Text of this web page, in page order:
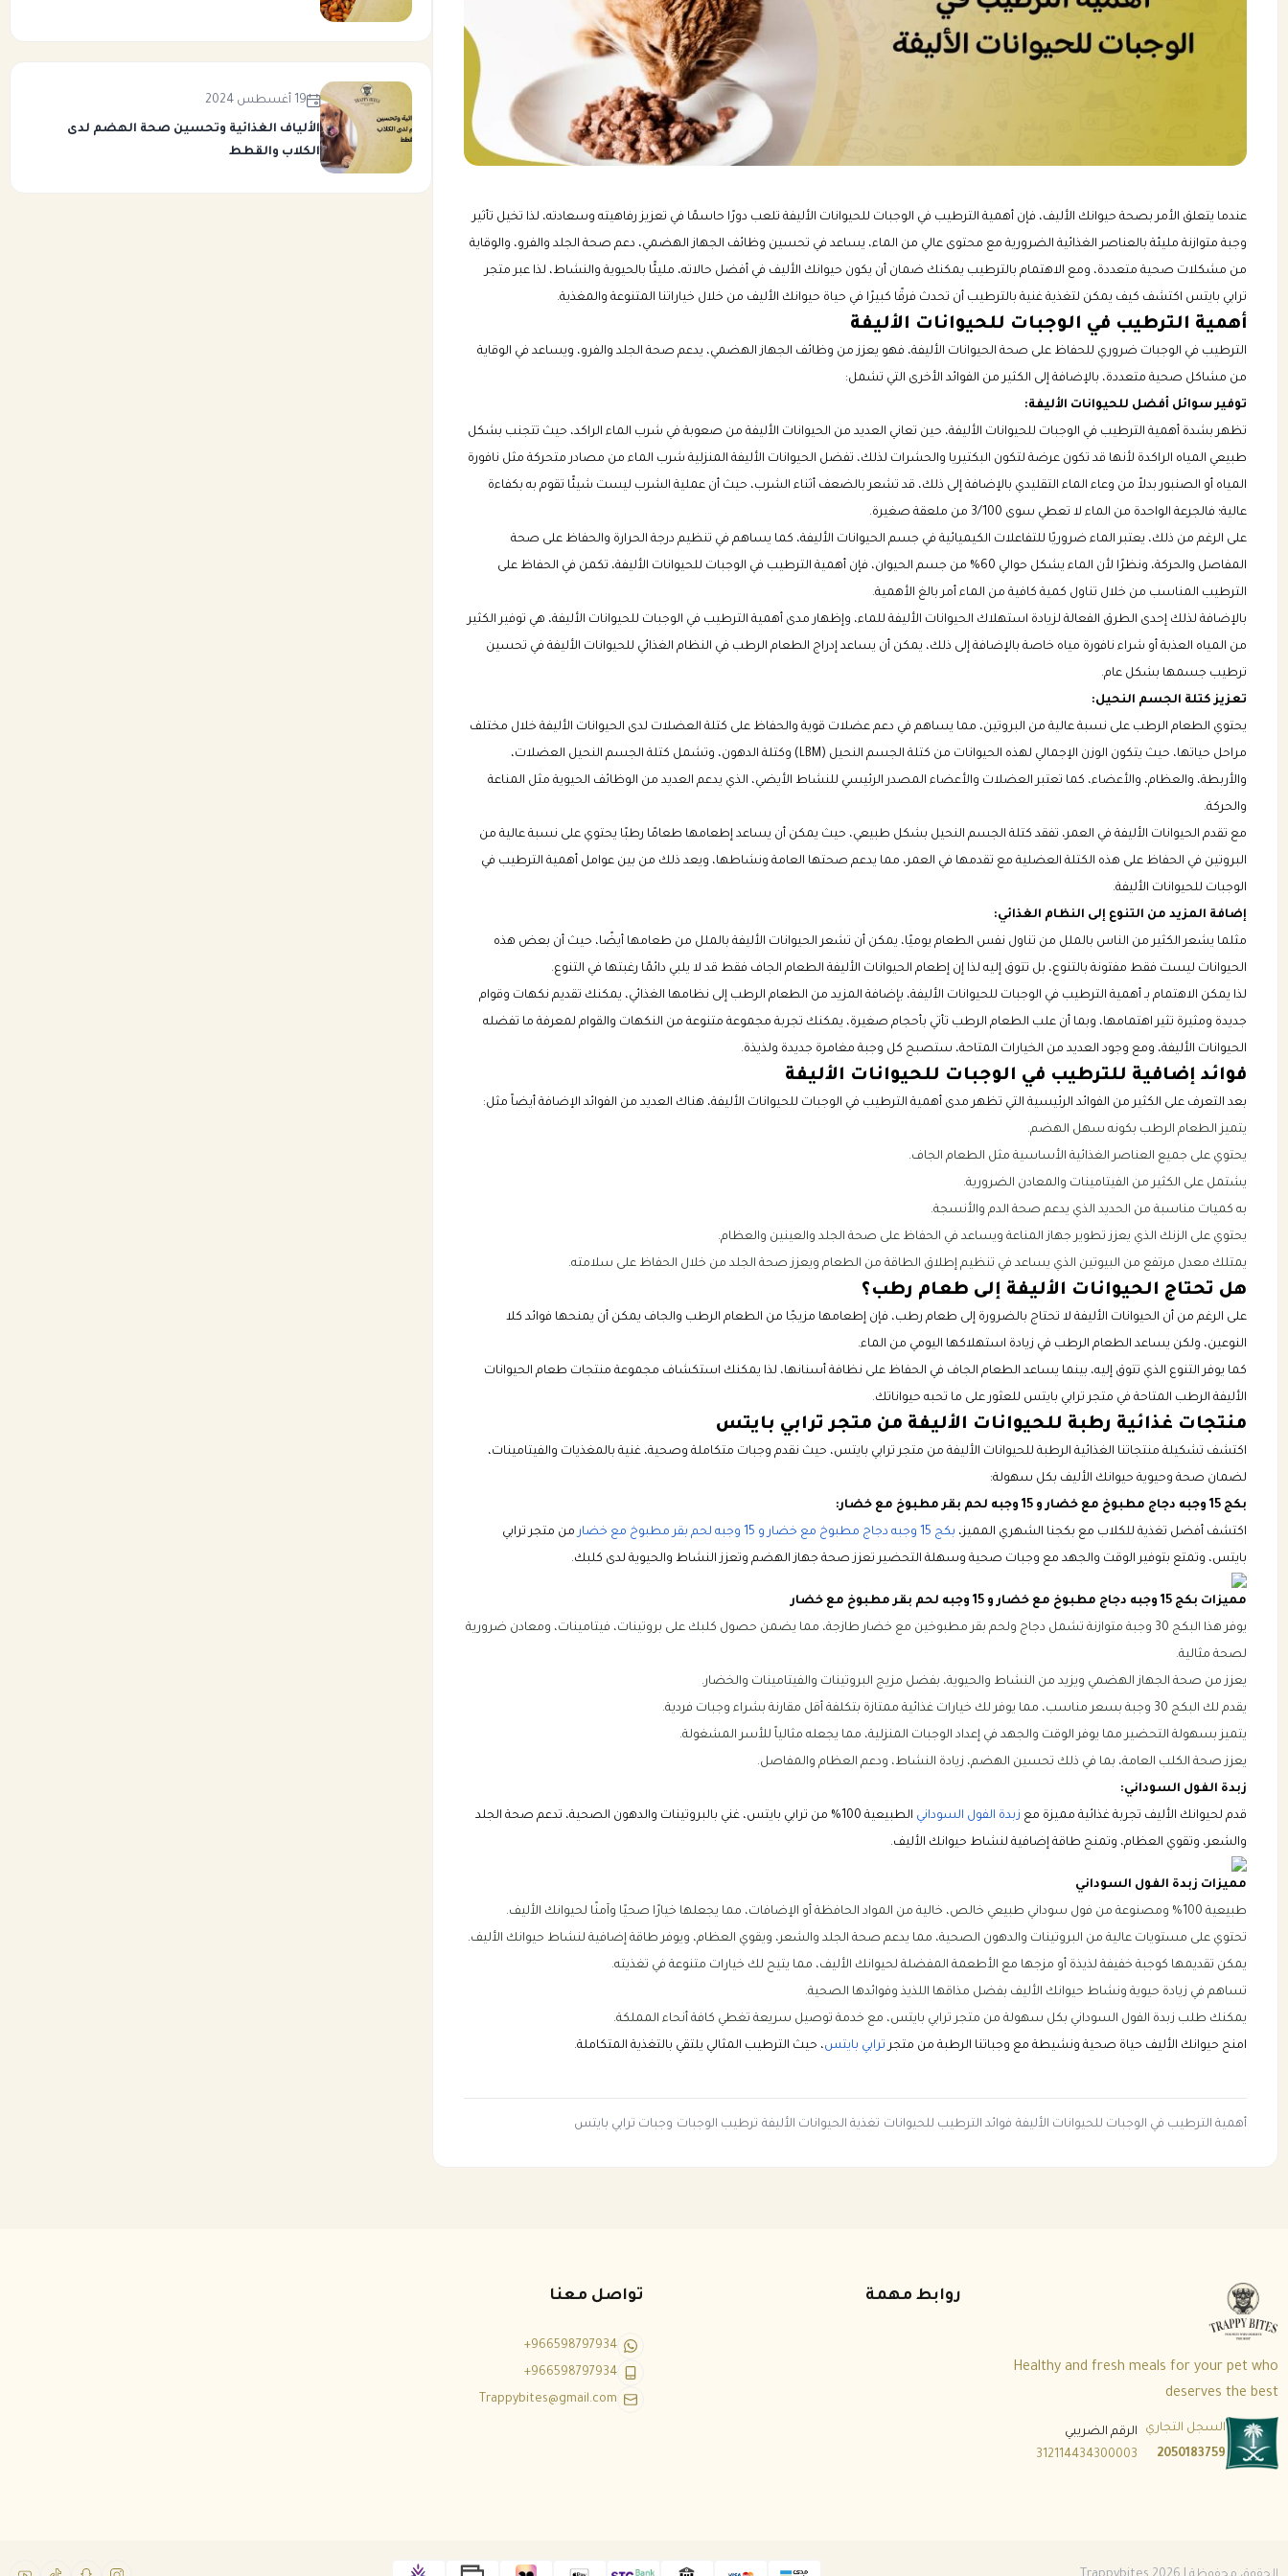
عندما يتعلق الأمر بصحة حيوانك الأليف، فإن أهمية الترطيب في الوجبات للحيوانات الأليفة تلعب دورًا حاسمًا في تعزيز رفاهيته وسعادته، لذا تخيل تأثير
وجبة متوازنة مليئة بالعناصر الغذائية الضرورية مع محتوى عالي من الماء، يساعد في تحسين وظائف الجهاز الهضمي، دعم صحة الجلد والفرو، والوقاية
من مشكلات صحية متعددة، ومع الاهتمام بالترطيب يمكنك ضمان أن يكون حيوانك الأليف في أفضل حالاته، مليئًا بالحيوية والنشاط، لذا عبر متجر
ترابي بايتس اكتشف كيف يمكن لتغذية غنية بالترطيب أن تحدث فرقًا كبيرًا في حياة حيوانك الأليف من خلال خياراتنا المتنوعة والمغذية.
أهمية الترطيب في الوجبات للحيوانات الأليفة
الترطيب في الوجبات ضروري للحفاظ على صحة الحيوانات الأليفة، فهو يعزز من وظائف الجهاز الهضمي، يدعم صحة الجلد والفرو، ويساعد في الوقاية
من مشاكل صحية متعددة، بالإضافة إلى الكثير من الفوائد الأخرى التي تشمل:
توفير سوائل أفضل للحيوانات الأليفة:
تظهر بشدة أهمية الترطيب في الوجبات للحيوانات الأليفة، حين تعاني العديد من الحيوانات الأليفة من صعوبة في شرب الماء الراكد، حيث تتجنب بشكل
طبيعي المياه الراكدة لأنها قد تكون عرضة لتكون البكتيريا والحشرات لذلك، تفضل الحيوانات الأليفة المنزلية شرب الماء من مصادر متحركة مثل نافورة
المياه أو الصنبور بدلاً من وعاء الماء التقليدي بالإضافة إلى ذلك، قد تشعر بالضعف أثناء الشرب، حيث أن عملية الشرب ليست شيئًا تقوم به بكفاءة
عالية؛ فالجرعة الواحدة من الماء لا تعطي سوى 3/100 من ملعقة صغيرة.
على الرغم من ذلك، يعتبر الماء ضروريًا للتفاعلات الكيميائية في جسم الحيوانات الأليفة، كما يساهم في تنظيم درجة الحرارة والحفاظ على صحة
المفاصل والحركة، ونظرًا لأن الماء يشكل حوالي 60% من جسم الحيوان، فإن أهمية الترطيب في الوجبات للحيوانات الأليفة، تكمن في الحفاظ على
الترطيب المناسب من خلال تناول كمية كافية من الماء أمر بالغ الأهمية.
بالإضافة لذلك إحدى الطرق الفعالة لزيادة استهلاك الحيوانات الأليفة للماء، وإظهار مدى أهمية الترطيب في الوجبات للحيوانات الأليفة، هي توفير الكثير
من المياه العذبة أو شراء نافورة مياه خاصة بالإضافة إلى ذلك، يمكن أن يساعد إدراج الطعام الرطب في النظام الغذائي للحيوانات الأليفة في تحسين
ترطيب جسمها بشكل عام.
تعزيز كتلة الجسم النحيل:
يحتوي الطعام الرطب على نسبة عالية من البروتين، مما يساهم في دعم عضلات قوية والحفاظ على كتلة العضلات لدى الحيوانات الأليفة خلال مختلف
مراحل حياتها، حيث يتكون الوزن الإجمالي لهذه الحيوانات من كتلة الجسم النحيل (LBM) وكتلة الدهون، وتشمل كتلة الجسم النحيل العضلات،
والأربطة، والعظام، والأعضاء، كما تعتبر العضلات والأعضاء المصدر الرئيسي للنشاط الأيضي، الذي يدعم العديد من الوظائف الحيوية مثل المناعة
والحركة.
مع تقدم الحيوانات الأليفة في العمر، تفقد كتلة الجسم النحيل بشكل طبيعي، حيث يمكن أن يساعد إطعامها طعامًا رطبًا يحتوي على نسبة عالية من
البروتين في الحفاظ على هذه الكتلة العضلية مع تقدمها في العمر، مما يدعم صحتها العامة ونشاطها، ويعد ذلك من بين عوامل أهمية الترطيب في
الوجبات للحيوانات الأليفة.
إضافة المزيد من التنوع إلى النظام الغذائي:
مثلما يشعر الكثير من الناس بالملل من تناول نفس الطعام يوميًا، يمكن أن تشعر الحيوانات الأليفة بالملل من طعامها أيضًا، حيث أن بعض هذه
الحيوانات ليست فقط مفتونة بالتنوع، بل تتوق إليه لذا إن إطعام الحيوانات الأليفة الطعام الجاف فقط قد لا يلبي دائمًا رغبتها في التنوع.
لذا يمكن الاهتمام بـ أهمية الترطيب في الوجبات للحيوانات الأليفة، بإضافة المزيد من الطعام الرطب إلى نظامها الغذائي، يمكنك تقديم نكهات وقوام
جديدة ومثيرة تثير اهتمامها، وبما أن علب الطعام الرطب تأتي بأحجام صغيرة، يمكنك تجربة مجموعة متنوعة من النكهات والقوام لمعرفة ما تفضله
الحيوانات الأليفة، ومع وجود العديد من الخيارات المتاحة، ستصبح كل وجبة مغامرة جديدة ولذيذة.
فوائد إضافية للترطيب في الوجبات للحيوانات الأليفة
بعد التعرف على الكثير من الفوائد الرئيسية التي تظهر مدى أهمية الترطيب في الوجبات للحيوانات الأليفة، هناك العديد من الفوائد الإضافة أيضاً مثل:
يتميز الطعام الرطب بكونه سهل الهضم.
يحتوي على جميع العناصر الغذائية الأساسية مثل الطعام الجاف.
يشتمل على الكثير من الفيتامينات والمعادن الضرورية.
به كميات مناسبة من الحديد الذي يدعم صحة الدم والأنسجة.
يحتوي على الزنك الذي يعزز تطوير جهاز المناعة ويساعد في الحفاظ على صحة الجلد والعينين والعظام.
يمتلك معدل مرتفع من البيوتين الذي يساعد في تنظيم إطلاق الطاقة من الطعام ويعزز صحة الجلد من خلال الحفاظ على سلامته.
هل تحتاج الحيوانات الأليفة إلى طعام رطب؟
على الرغم من أن الحيوانات الأليفة لا تحتاج بالضرورة إلى طعام رطب، فإن إطعامها مزيجًا من الطعام الرطب والجاف يمكن أن يمنحها فوائد كلا
النوعين، ولكن يساعد الطعام الرطب في زيادة استهلاكها اليومي من الماء.
كما يوفر التنوع الذي تتوق إليه، بينما يساعد الطعام الجاف في الحفاظ على نظافة أسنانها، لذا يمكنك استكشاف مجموعة منتجات طعام الحيوانات
الأليفة الرطب المتاحة في متجر ترابي بايتس للعثور على ما تحبه حيواناتك.
منتجات غذائية رطبة للحيوانات الأليفة من متجر ترابي بايتس
اكتشف تشكيلة منتجاتنا الغذائية الرطبة للحيوانات الأليفة من متجر ترابي بايتس، حيث نقدم وجبات متكاملة وصحية، غنية بالمغذيات والفيتامينات،
لضمان صحة وحيوية حيوانك الأليف بكل سهولة:
بكج 15 وجبه دجاج مطبوخ مع خضار و 15 وجبه لحم بقر مطبوخ مع خضار:
اكتشف أفضل تغذية للكلاب مع بكجنا الشهري المميز، بكج 15 وجبه دجاج مطبوخ مع خضار و 15 وجبه لحم بقر مطبوخ مع خضار
من متجر ترابي
بايتس، وتمتع بتوفير الوقت والجهد مع وجبات صحية وسهلة التحضير تعزز صحة جهاز الهضم وتعزز النشاط والحيوية لدى كلبك.
مميزات بكج 15 وجبه دجاج مطبوخ مع خضار و 15 وجبه لحم بقر مطبوخ مع خضار
يوفر هذا البكج 30 وجبة متوازنة تشمل دجاج ولحم بقر مطبوخين مع خضار طازجة، مما يضمن حصول كلبك على بروتينات، فيتامينات، ومعادن ضرورية
لصحة مثالية.
يعزز من صحة الجهاز الهضمي ويزيد من النشاط والحيوية، بفضل مزيج البروتينات والفيتامينات والخضار.
يقدم لك البكج 30 وجبة بسعر مناسب، مما يوفر لك خيارات غذائية ممتازة بتكلفة أقل مقارنة بشراء وجبات فردية.
يتميز بسهولة التحضير مما يوفر الوقت والجهد في إعداد الوجبات المنزلية، مما يجعله مثالياً للأسر المشغولة.
يعزز صحة الكلب العامة، بما في ذلك تحسين الهضم، زيادة النشاط، ودعم العظام والمفاصل.
زبدة الفول السوداني:
قدم لحيوانك الأليف تجربة غذائية مميزة مع زبدة الفول السوداني
الطبيعية 100% من ترابي بايتس، غني بالبروتينات والدهون الصحية، تدعم صحة الجلد
والشعر، وتقوي العظام، وتمنح طاقة إضافية لنشاط حيوانك الأليف.
مميزات زبدة الفول السوداني
طبيعية 100% ومصنوعة من فول سوداني طبيعي خالص، خالية من المواد الحافظة أو الإضافات، مما يجعلها خيارًا صحيًا وآمنًا لحيوانك الأليف.
تحتوي على مستويات عالية من البروتينات والدهون الصحية، مما يدعم صحة الجلد والشعر، ويقوي العظام، ويوفر طاقة إضافية لنشاط حيوانك الأليف.
يمكن تقديمها كوجبة خفيفة لذيذة أو مزجها مع الأطعمة المفضلة لحيوانك الأليف، مما يتيح لك خيارات متنوعة في تغذيته.
تساهم في زيادة حيوية ونشاط حيوانك الأليف بفضل مذاقها اللذيذ وفوائدها الصحية.
يمكنك طلب زبدة الفول السوداني بكل سهولة من متجر ترابي بايتس، مع خدمة توصيل سريعة تغطي كافة أنحاء المملكة.
امنح حيوانك الأليف حياة صحية ونشيطة مع وجباتنا الرطبة من متجرترابي بايتس، حيث الترطيب المثالي يلتقي بالتغذية المتكاملة.
أهمية الترطيب في الوجبات للحيوانات الأليفة فوائد الترطيب للحيوانات تغذية الحيوانات الأليفة ترطيب الوجبات وجبات ترابي بايتس
19 أغسطس 2024
الألياف الغذائية وتحسين صحة الهضم لدى
الكلاب والقطط
Healthy and fresh meals for your pet who
deserves the best
السجل التجاري
2050183759
الرقم الضريبي
312114434300003
روابط مهمة تواصل معنا
+966598797934
+966598797934
Trappybites@gmail.com